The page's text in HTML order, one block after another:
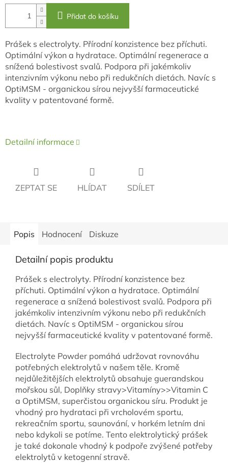
Přidat do košíku
Prášek s electrolyty. Přírodní konzistence bez příchuti.
Optimální výkon a hydratace. Optimální regenerace a
snížená bolestivost svalů. Podpora při jakémkoliv
intenzivním výkonu nebo při redukčních dietách. Navíc s
OptiMSM - organickou sírou nejvyšší farmaceutické
kvality v patentované formě.
Detailní informace
ZEPTAT SE HLÍDAT SDÍLET
Popis Hodnocení Diskuze
Detailní popis produktu
Prášek s electrolyty. Přírodní konzistence bez
příchuti. Optimální výkon a hydratace. Optimální
regenerace a snížená bolestivost svalů. Podpora při
jakémkoliv intenzivním výkonu nebo při redukčních
dietách. Navíc s OptiMSM - organickou sírou
nejvyšší farmaceutické kvality v patentované formě.
Electrolyte Powder pomáhá udržovat rovnováhu
potřebných elektrolytů v našem těle. Kromě
nejdůležitějších elektrolytů obsahuje guerandskou
mořskou sůl, Doplňky stravy>Vitamíny>>Vitamin C
a OptiMSM, superčistou organickou síru. Produkt je
vhodný pro hydrataci při vrcholovém sportu,
rekreačním sportu, saunování, v horkém letním dni
nebo kdykoli se potíme. Tento elektrolytický prášek
je také dokonale vhodný k podpoře zvýšené potřeby
elektrolytů v ketogenní stravě.